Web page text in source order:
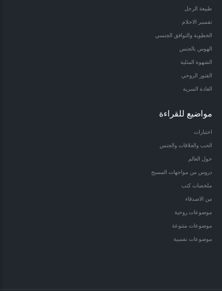
طبيعة الرجل
تفسير الاحلام
الخطوبة والتوافق الجنسي
الهوس بالجنس
الشهوة المثلية
الفتور الروحي
العادة السرية
مواضيع للقراءة
اختبارات
الحب والعلاقات والجنس
حول العالم
دروس من مواجهات المسيح
ملخصات كتب
من الاصدقاء
موضوعات روحية
موضوعات متنوعة
موضوعات نفسية